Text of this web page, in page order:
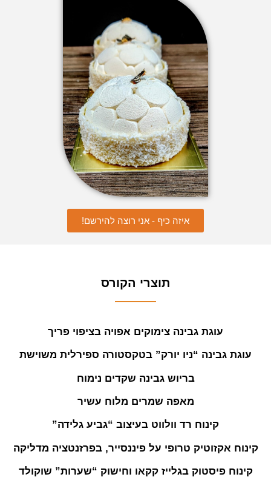
איזה כיף - אני רוצה להירשם!
תוצרי הקורס
עוגת גבינה צימוקים אפויה בציפוי פריך
עוגת גבינה “ניו יורק” בטקסטורה ספירלית משוישת
בריוש גבינה שקדים נימוח
מאפה שמרים מלוח עשיר
קינוח רד וולווט בעיצוב “גביע גלידה”
קינוח אקזוטיק טרופי על פיננסייר, בפרזנטציה מדליקה
קינוח פיסטוק בגלייז קקאו וחישוק “שערות” שוקולד